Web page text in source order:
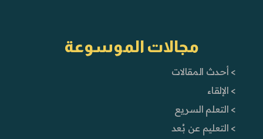
مجالات الموسوعة
> أحدث المقالات
> الإلقاء
> التعلم السريع
> التعليم عن بُعد